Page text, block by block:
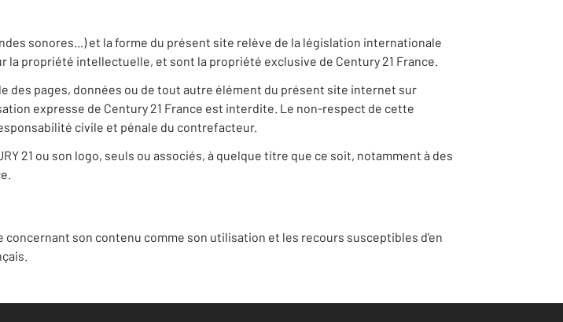
sonores...) et la forme du présent site relève de la législation internationale
propriété intellectuelle, et sont la propriété exclusive de Century 21 France.
pages, données ou de tout autre élément du présent site internet sur
expresse de Century 21 France est interdite. Le non-respect de cette
civile et pénale du contrefacteur.
21 ou son logo, seuls ou associés, à quelque titre que ce soit, notamment à des
son contenu comme son utilisation et les recours susceptibles d'en